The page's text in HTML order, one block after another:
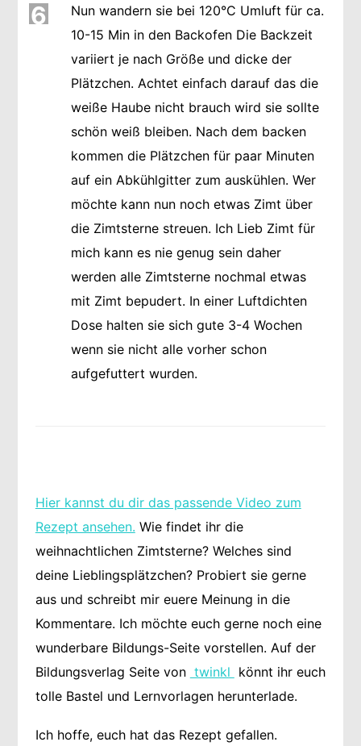
6
Nun wandern sie bei 120°C Umluft für ca.
10-15 Min in den Backofen Die Backzeit
variiert je nach Größe und dicke der
Plätzchen. Achtet einfach darauf das die
weiße Haube nicht brauch wird sie sollte
schön weiß bleiben. Nach dem backen
kommen die Plätzchen für paar Minuten
auf ein Abkühlgitter zum auskühlen. Wer
möchte kann nun noch etwas Zimt über
die Zimtsterne streuen. Ich Lieb Zimt für
mich kann es nie genug sein daher
werden alle Zimtsterne nochmal etwas
mit Zimt bepudert. In einer Luftdichten
Dose halten sie sich gute 3-4 Wochen
wenn sie nicht alle vorher schon
aufgefuttert wurden.
Hier kannst du dir das passende Video zum
Rezept ansehen. Wie findet ihr die
weihnachtlichen Zimtsterne? Welches sind
deine Lieblingsplätzchen? Probiert sie gerne
aus und schreibt mir euere Meinung in die
Kommentare. Ich möchte euch gerne noch eine
wunderbare Bildungs-Seite vorstellen. Auf der
Bildungsverlag Seite von twinkl könnt ihr euch
tolle Bastel und Lernvorlagen herunterlade.
Ich hoffe, euch hat das Rezept gefallen.